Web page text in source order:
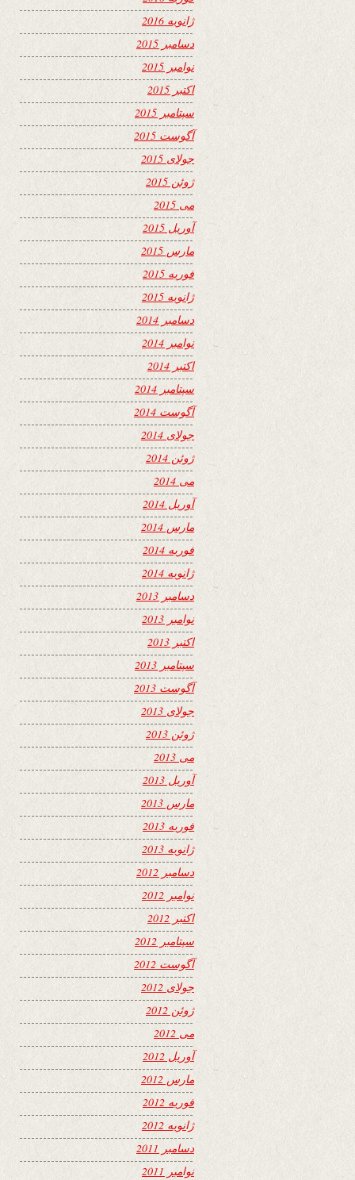
ژانویه 2016
دسامبر 2015
نوامبر 2015
اکتبر 2015
سپتامبر 2015
آگوست 2015
جولای 2015
ژوئن 2015
می 2015
آوریل 2015
مارس 2015
فوریه 2015
ژانویه 2015
دسامبر 2014
نوامبر 2014
اکتبر 2014
سپتامبر 2014
آگوست 2014
جولای 2014
ژوئن 2014
می 2014
آوریل 2014
مارس 2014
فوریه 2014
ژانویه 2014
دسامبر 2013
نوامبر 2013
اکتبر 2013
سپتامبر 2013
آگوست 2013
جولای 2013
ژوئن 2013
می 2013
آوریل 2013
مارس 2013
فوریه 2013
ژانویه 2013
دسامبر 2012
نوامبر 2012
اکتبر 2012
سپتامبر 2012
آگوست 2012
جولای 2012
ژوئن 2012
می 2012
آوریل 2012
مارس 2012
فوریه 2012
ژانویه 2012
دسامبر 2011
نوامبر 2011